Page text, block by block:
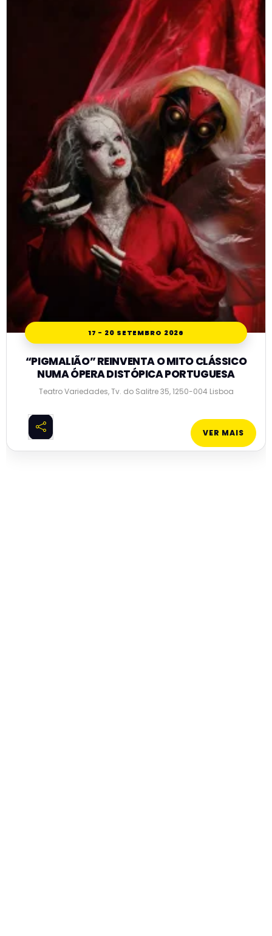
17 - 20 SETEMBRO 2026
“PIGMALIÃO” REINVENTA O MITO CLÁSSICO
NUMA ÓPERA DISTÓPICA PORTUGUESA
Teatro Variedades, Tv. do Salitre 35, 1250-004 Lisboa
VER MAIS